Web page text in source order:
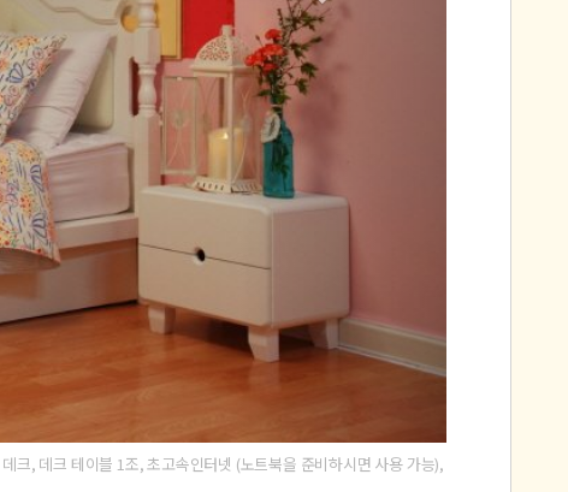
크, 데크 테이블 1조, 초고속인터넷 (노트북을 준비하시면 사용 가능),